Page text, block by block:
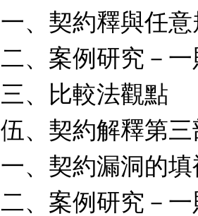
一、契約釋與任
二、案例研究－
三、比較法觀點
伍、契約解釋第
一、契約漏洞的
二、案例研究－